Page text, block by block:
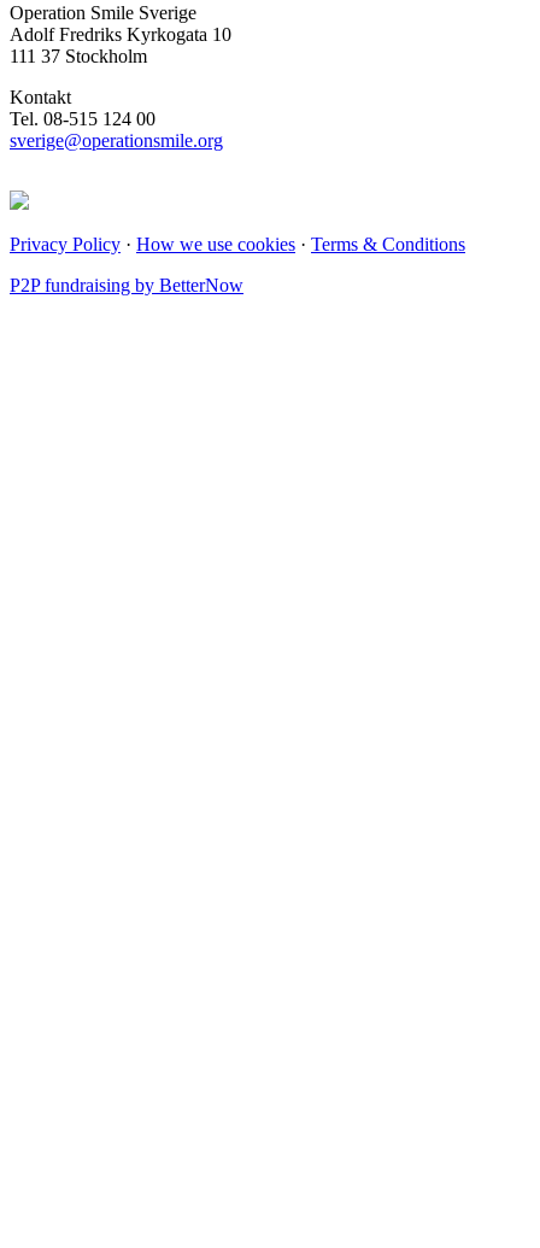
Operation Smile Sverige
Adolf Fredriks Kyrkogata 10
111 37 Stockholm
Kontakt
Tel. 08-515 124 00
sverige@operationsmile.org
Privacy Policy · How we use cookies · Terms & Conditions
P2P fundraising by BetterNow